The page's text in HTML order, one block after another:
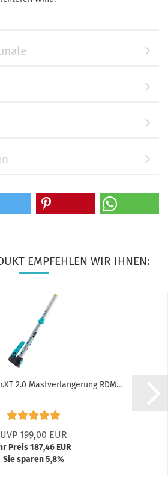
EMPFEHLEN WIR IHNEN:
2.0 Mastverlängerung RDM...
UVP 199,00 EUR
Preis 187,46 EUR
Sie sparen 5,8%